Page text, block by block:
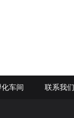
化车间 联系我们